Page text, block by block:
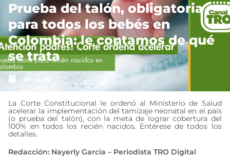
Prueba del talón, obligatoria
para todos los bebés en
Colombia: le contamos de qué
se trata
mayo 14, 2026
La Corte Constitucional le ordenó al Ministerio de Salud
acelerar la implementación del tamizaje neonatal en el país
(o prueba del talón), con la meta de lograr cobertura del
100% en todos los recién nacidos. Entérese de todos los
detalles.
Redacción: Nayerly Garcia – Periodista TRO Digital